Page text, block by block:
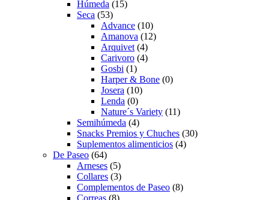
Húmeda (15)
Seca (53)
Advance (10)
Amanova (12)
Arquivet (4)
Carivoro (4)
Gosbi (1)
Harper & Bone (0)
Josera (10)
Lenda (0)
Nature´s Variety (11)
Semihúmeda (4)
Snacks Premios y Chuches (30)
Suplementos alimenticios (4)
De Paseo (64)
Arneses (5)
Collares (3)
Complementos de Paseo (8)